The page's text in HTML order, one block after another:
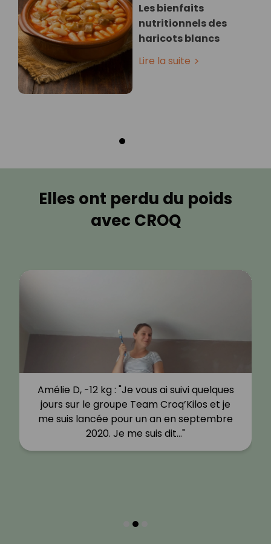
Les bienfaits
nutritionnels des
haricots blancs
Lire la suite
Elles ont perdu du poids
avec CROQ
Amélie D, -12 kg : "Je vous ai suivi quelques
jours sur le groupe Team Croq’Kilos et je
me suis lancée pour un an en septembre
2020. Je me suis dit…"